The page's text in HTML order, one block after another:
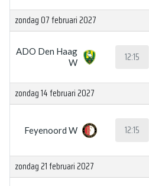
zondag 07 februari 2027
ADO Den Haag
W
12:15
zondag 14 februari 2027
Feyenoord W 12:15
zondag 21 februari 2027